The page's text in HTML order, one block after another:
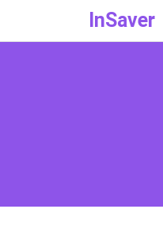
InSaver